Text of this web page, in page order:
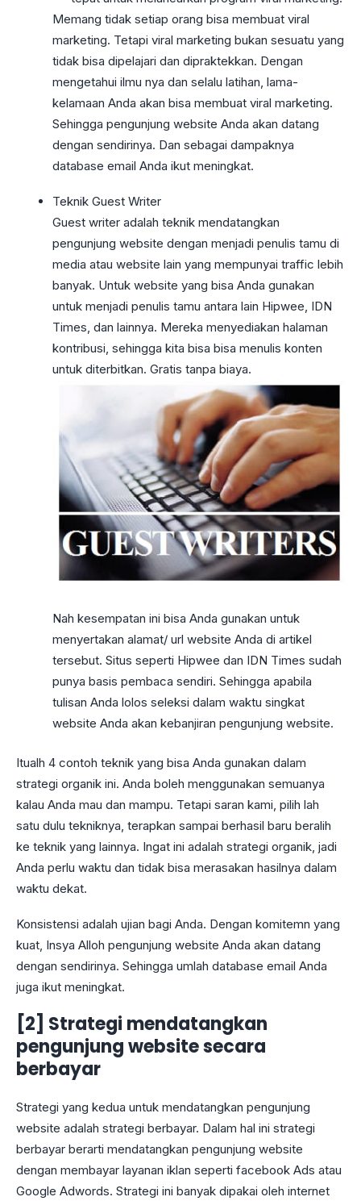
Memang tidak setiap orang bisa membuat viral
marketing. Tetapi viral marketing bukan sesuatu yang
tidak bisa dipelajari dan dipraktekkan. Dengan
mengetahui ilmu nya dan selalu latihan, lama-
kelamaan Anda akan bisa membuat viral marketing.
Sehingga pengunjung website Anda akan datang
dengan sendirinya. Dan sebagai dampaknya
database email Anda ikut meningkat.
Teknik Guest Writer
Guest writer adalah teknik mendatangkan
pengunjung website dengan menjadi penulis tamu di
media atau website lain yang mempunyai traffic lebih
banyak. Untuk website yang bisa Anda gunakan
untuk menjadi penulis tamu antara lain Hipwee, IDN
Times, dan lainnya. Mereka menyediakan halaman
kontribusi, sehingga kita bisa bisa menulis konten
untuk diterbitkan. Gratis tanpa biaya.
Nah kesempatan ini bisa Anda gunakan untuk
menyertakan alamat/ url website Anda di artikel
tersebut. Situs seperti Hipwee dan IDN Times sudah
punya basis pembaca sendiri. Sehingga apabila
tulisan Anda lolos seleksi dalam waktu singkat
website Anda akan kebanjiran pengunjung website.
Itualh 4 contoh teknik yang bisa Anda gunakan dalam
strategi organik ini. Anda boleh menggunakan semuanya
kalau Anda mau dan mampu. Tetapi saran kami, pilih lah
satu dulu tekniknya, terapkan sampai berhasil baru beralih
ke teknik yang lainnya. Ingat ini adalah strategi organik, jadi
Anda perlu waktu dan tidak bisa merasakan hasilnya dalam
waktu dekat.
Konsistensi adalah ujian bagi Anda. Dengan komitemn yang
kuat, Insya Alloh pengunjung website Anda akan datang
dengan sendirinya. Sehingga umlah database email Anda
juga ikut meningkat.
[2] Strategi mendatangkan
pengunjung website secara
berbayar
Strategi yang kedua untuk mendatangkan pengunjung
website adalah strategi berbayar. Dalam hal ini strategi
berbayar berarti mendatangkan pengunjung website
dengan membayar layanan iklan seperti facebook Ads atau
Google Adwords. Strategi ini banyak dipakai oleh internet